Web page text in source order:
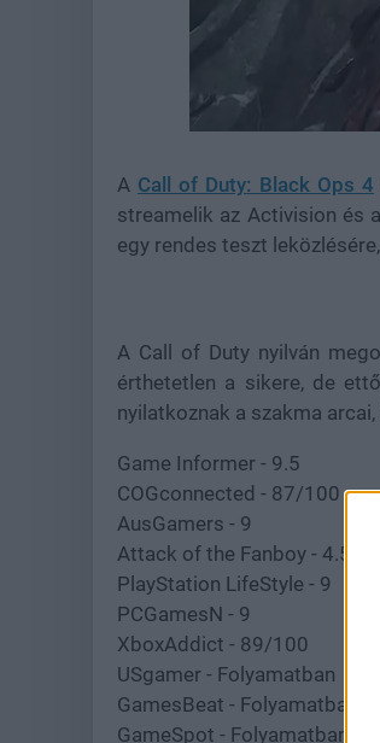
A Call of Duty: Black Ops 4
streamelik az Activision és
egy rendes teszt
A Call of Duty nyilván
érthetetlen a sikere, de
nyilatkoznak a szakma
Game Informer - 9.5
COGconnected - 87/100
AusGamers - 9
Attack of the Fanboy - 4.5/5
PlayStation LifeStyle - 9
PCGamesN - 9
XboxAddict - 89/100
USgamer - Folyamatban
GamesBeat - Folyamatban
GameSpot - Folyamatban